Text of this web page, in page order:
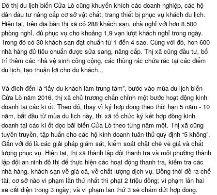
Đô thị du lịch biển Cửa Lò cũng khuyến khích các doanh nghiệp, các hộ
dân đầu tư nâng cấp cơ sở vật chất, trang thiết bị phục vụ khách du lịch.
Hiện tại, trên địa bàn thị xã có 288 khách sạn, nhà nghỉ với hơn 8.500
phòng nghỉ, đủ phục vụ cho khoảng 1,9 vạn lượt khách nghỉ trong ngày.
Trong đó có 30 khách sạn đạt chuẩn từ 1 đến 4 sao. Cùng với đó, hơn 600
nhà hàng đủ tiêu chuẩn được sửa sang, nâng cấp. Thị xã cũng đầu tư, bố
trí thêm các nhà vệ sinh công cộng, các thùng rác chứa rác tại các điểm
du lịch, tạo thuận lợi cho du khách...
Và đích đến là “lấy du khách làm trung tâm”, bước vào mùa du lịch biển
Cửa Lò năm 2016, thị xã chủ trương chấn chỉnh một bước hoạt động kinh
doanh tại các ki ốt. Theo đó, thay vì ký hợp đồng theo thời hạn 5 năm - 10
năm, bắt đầu từ mùa du lịch này, thị xã tổ chức ký kết hợp đồng kinh
doanh tại các ki ốt dọc bãi biển Cửa Lò theo từng năm một. Thị xã cũng
tuyên truyền, tập huấn cho các hộ kinh doanh tuân thủ quy định “5 không”.
Gắn với đó là các giải pháp giám sát, kiểm soát chặt chẽ về giá và chất
lượng phục vụ. Hiện tại, thị xã thành lập đội thanh tra và mỗi phường thành
lập đội an ninh đô thị để thực hiện các hoạt động thanh tra, kiểm tra các
nhà hàng, khách sạn về giá cả, về chất lượng dịch vụ. Đồng thời đề ra chế
tài, cơ sở nào vi phạm lần thứ nhất thì phạt 2 triệu đồng; vi phạm lần hai
sẽ cắt điện trong 3 ngày; và vi phạm lần thứ 3 sẽ chấm dứt hợp đồng.